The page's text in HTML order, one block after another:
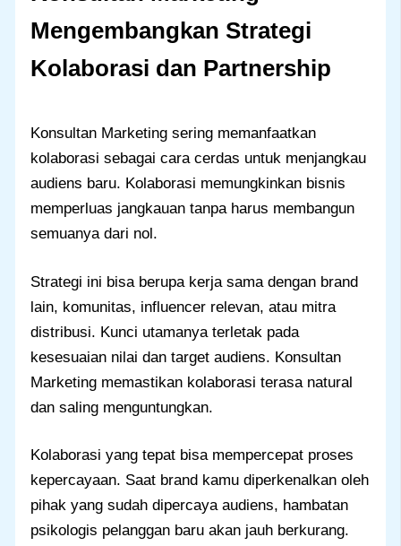
Mengembangkan Strategi
Kolaborasi dan Partnership
Konsultan Marketing sering memanfaatkan
kolaborasi sebagai cara cerdas untuk menjangkau
audiens baru. Kolaborasi memungkinkan bisnis
memperluas jangkauan tanpa harus membangun
semuanya dari nol.
Strategi ini bisa berupa kerja sama dengan brand
lain, komunitas, influencer relevan, atau mitra
distribusi. Kunci utamanya terletak pada
kesesuaian nilai dan target audiens. Konsultan
Marketing memastikan kolaborasi terasa natural
dan saling menguntungkan.
Kolaborasi yang tepat bisa mempercepat proses
kepercayaan. Saat brand kamu diperkenalkan oleh
pihak yang sudah dipercaya audiens, hambatan
psikologis pelanggan baru akan jauh berkurang.